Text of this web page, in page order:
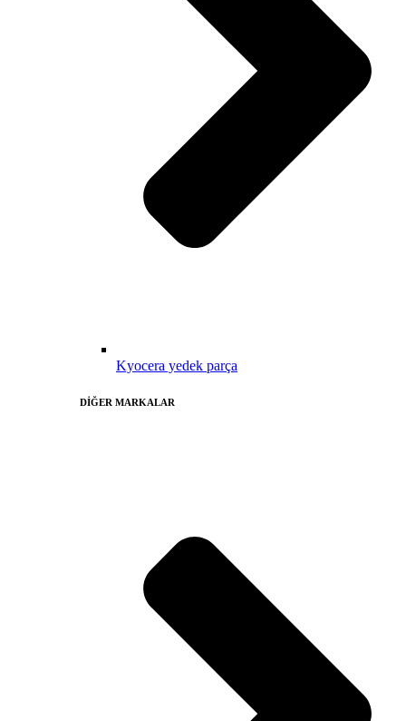
Kyocera yedek parça
DİĞER MARKALAR